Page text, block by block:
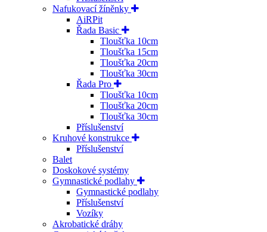
Nafukovací žíněnky
AiRPit
Řada Basic
Tloušťka 10cm
Tloušťka 15cm
Tloušťka 20cm
Tloušťka 30cm
Řada Pro
Tloušťka 10cm
Tloušťka 20cm
Tloušťka 30cm
Příslušenství
Kruhové konstrukce
Příslušenství
Balet
Doskokové systémy
Gymnastické podlahy
Gymnastické podlahy
Příslušenství
Vozíky
Akrobatické dráhy